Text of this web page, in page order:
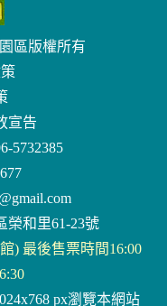
區版權所有
宣告
5732385
榮和里61-23號
) 最後售票時間16:00
px瀏覽本網站